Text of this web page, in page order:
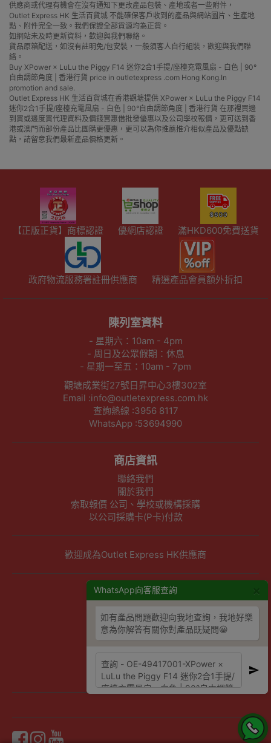
供應商或代理有機會在沒有通知下更改產品包裝、產地或者一些附件，
Outlet Express HK 生活百貨城 不能確保客戶收到的產品與網站圖片、生產地
點、附件完全一致。我們保證全部貨源均為正貨。
如網站未及時更新資料，歡迎與我們聯絡。
貨品原箱配送，如沒有註明免/包安裝，一般須客人自行組裝，歡迎與我們聯
絡。
Buy XPower × LuLu the Piggy F14 迷你2合1手提/座檯充電風扇 - 白色 | 90°
自由調節角度 | 香港行貨 price in outletexpress .com Hong Kong.In
promotion and sale.
Outlet Express HK 生活百貨城在香港觀塘提供 XPower × LuLu the Piggy F14
迷你2合1手提/座檯充電風扇 - 白色 | 90°自由調節角度 | 香港行貨 在那裡買邊
到買或邊度買代理資料及價錢實惠借批發優惠以及公司學校報價，更可送到香
港或澳門而部份產品比團購更優惠，更可以為你推薦推介相似產品及優點缺
點，請留意我們最新產品價格更新。
WhatsApp向客服查詢
如有產品問題歡迎向我地查詢，我地好樂
意為你解答有關你對產品既疑問😀
【正版正貨】商標認證 優網店認證 滿HKD600免費送貨
政府物流服務署註冊供應商 精選產品會員額外折扣
陳列室資料
- 星期六：10am - 4pm
- 周日及公眾假期：休息
- 星期一至五：10am - 7pm
觀塘成業街27號日昇中心3樓302室
Email :info@outletexpress.com.hk
查詢熱線 :3956 8117
WhatsApp :53694990
商店資訊
聯絡我們
關於我們
索取報價 公司、學校或機構採購
以公司採購卡(P卡)付款
歡迎成為Outlet Express HK供應商
其他資訊
隱私權及條款聲明
保養條款及更換政策
條款及細則
網站地圖